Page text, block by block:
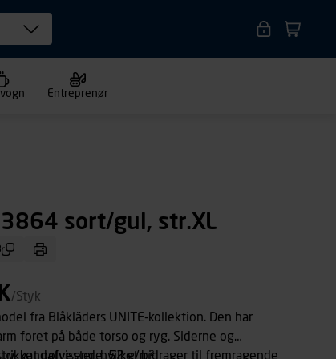
Entreprenør
3864 sort/gul, str.XL
/Styk
fra Blåkläders UNITE-kollektion. Den har
foret på både torso og ryg. Siderne og
polyester, hvilket bidrager til fremragende
100% polyamid, dobby, vandafvisende, 52 g/m²